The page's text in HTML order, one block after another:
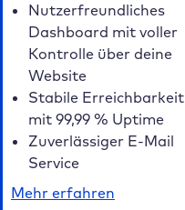
Nutzerfreundliches
Dashboard mit voller
Kontrolle über deine
Website
Stabile Erreichbarkeit
mit 99,99 % Uptime
Zuverlässiger E-Mail
Service
Mehr erfahren